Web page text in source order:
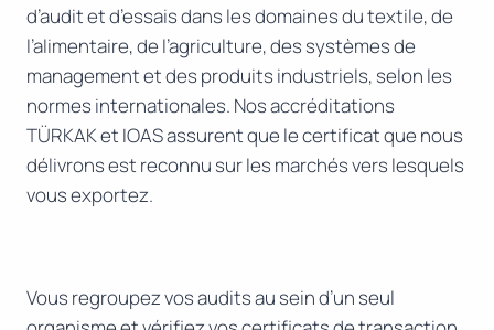
d’audit et d’essais dans les domaines du textile, de
l’alimentaire, de l’agriculture, des systèmes de
management et des produits industriels, selon les
normes internationales. Nos accréditations
TÜRKAK et IOAS assurent que le certificat que nous
délivrons est reconnu sur les marchés vers lesquels
vous exportez.
Vous regroupez vos audits au sein d’un seul